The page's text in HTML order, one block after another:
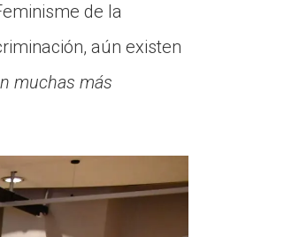
de la
aún existen
muchas más